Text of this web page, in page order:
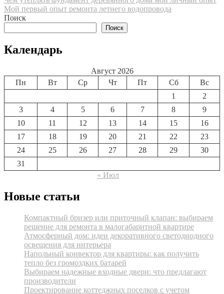
по
Мой первый опыт ремонта летнего водопровода
Поиск
Поиск
Календарь
Август 2026
Пн
Вт Ср Чт Пт Сб
Вс
1
2
3
4 5 6 7 8
9
10
11 12 13 14 15
16
17
18 19 20 21 22
23
24
25 26 27 28 29
30
31
« Июл
Новые статьи
Компактный бризер или приточный клапан: выбираем
решение для ремонта в малогабаритной квартире
Атмосферный дом: идеи декоративного светодиодного
освещения для интерьера
Напольный конвектор для квартиры: как получить
тепло без громоздких батарей
Выбираем надежные входные двери: что предлагают
производители
Проектирование коттеджных поселков с учетом